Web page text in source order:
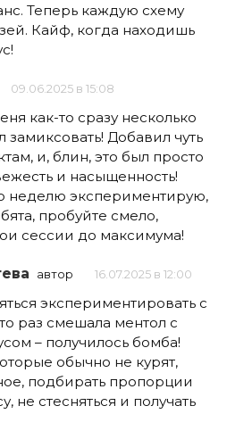
Теперь каждую схему
Кайф, когда находишь
09.06.2025 в 15:08
как-то сразу несколько
замиксовать! Добавил чуть
и, блин, это был просто
и насыщенность!
неделю экспериментирую,
пробуйте смело,
сессии до максимума!
автор 16.07.2025 в 12:00
экспериментировать с
раз смешала ментол с
– получилось бомба!
обычно не курят,
подбирать пропорции
не стесняться и получать